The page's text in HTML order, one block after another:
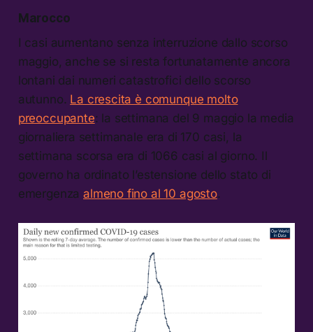
Marocco
I casi aumentano senza interruzione dallo scorso
maggio, anche se si resta fortunatamente ancora
lontani dai numeri catastrofici dello scorso
autunno. La crescita è comunque molto
preoccupante: la settimana del 9 maggio la media
giornaliera settimanale era di 170 casi, la
settimana scorsa era di 1066 casi al giorno. Il
governo ha ordinato l’estensione dello stato di
emergenzaalmeno fino al 10 agosto.